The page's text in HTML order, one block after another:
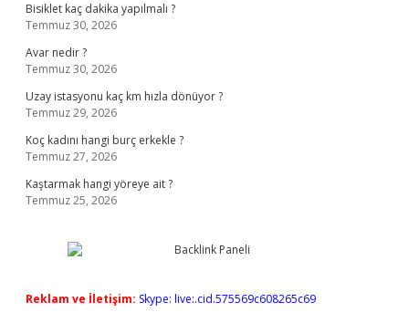
Bisiklet kaç dakika yapılmalı ?
Temmuz 30, 2026
Avar nedir ?
Temmuz 30, 2026
Uzay istasyonu kaç km hızla dönüyor ?
Temmuz 29, 2026
Koç kadını hangi burç erkekle ?
Temmuz 27, 2026
Kaştarmak hangi yöreye ait ?
Temmuz 25, 2026
Reklam ve İletişim: Skype: live:.cid.575569c608265c69